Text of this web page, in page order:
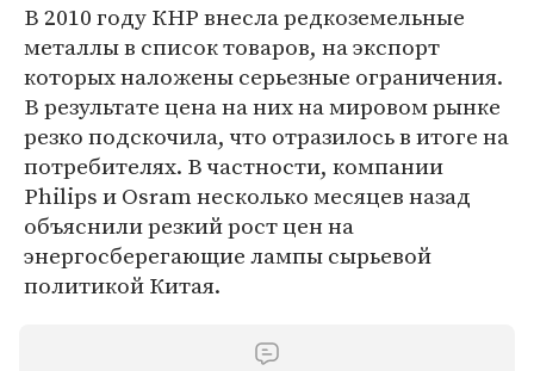
В 2010 году КНР внесла редкоземельные
металлы в список товаров, на экспорт
которых наложены серьезные ограничения.
В результате цена на них на мировом рынке
резко подскочила, что отразилось в итоге на
потребителях. В частности, компании
Philips и Osram несколько месяцев назад
объяснили резкий рост цен на
энергосберегающие лампы сырьевой
политикой Китая.